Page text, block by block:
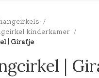
kinderkamer
| Girafje
|